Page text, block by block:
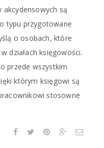
akcydensowych są
typu przygotowane
o osobach, które
działach księgowości.
przede wszystkim
którym księgowi są
stosowne